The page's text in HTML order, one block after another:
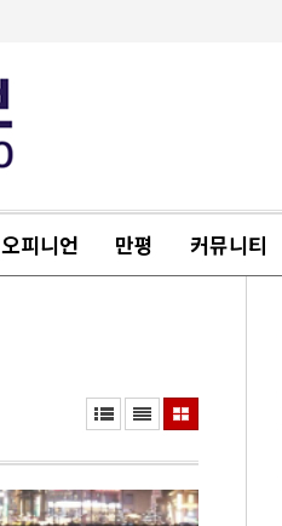
오피니언 만평 커뮤니티